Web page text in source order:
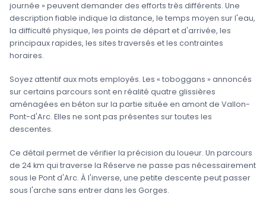
journée » peuvent demander des efforts très différents. Une
description fiable indique la distance, le temps moyen sur l'eau,
la difficulté physique, les points de départ et d'arrivée, les
principaux rapides, les sites traversés et les contraintes
horaires.
Soyez attentif aux mots employés. Les « toboggans » annoncés
sur certains parcours sont en réalité quatre glissières
aménagées en béton sur la partie située en amont de Vallon-
Pont-d'Arc. Elles ne sont pas présentes sur toutes les
descentes.
Ce détail permet de vérifier la précision du loueur. Un parcours
de 24 km qui traverse la Réserve ne passe pas nécessairement
sous le Pont d'Arc. À l'inverse, une petite descente peut passer
sous l'arche sans entrer dans les Gorges.